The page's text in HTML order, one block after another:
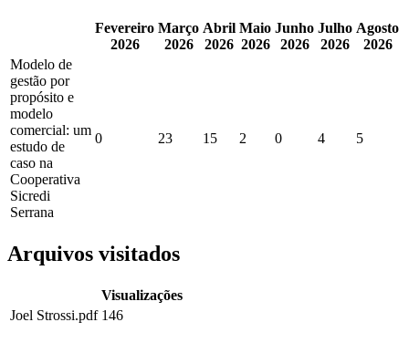
Fevereiro
2026
Março
2026
Abril
2026
Maio
2026
Junho
2026
Julho
2026
Agosto
2026
Modelo de
gestão por
propósito e
modelo
comercial: um
estudo de
caso na
Cooperativa
Sicredi
Serrana
0 23 15 2 0 4 5
Arquivos visitados
Visualizações
Joel Strossi.pdf 146